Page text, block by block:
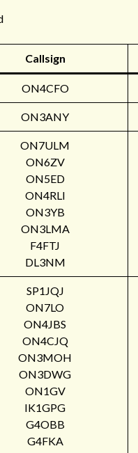
Callsign
ON4CFO
ON3ANY
ON7ULM
ON6ZV
ON5ED
ON4RLI
ON3YB
ON3LMA
F4FTJ
DL3NM
SP1JQJ
ON7LO
ON4JBS
ON4CJQ
ON3MOH
ON3DWG
ON1GV
IK1GPG
G4OBB
G4FKA